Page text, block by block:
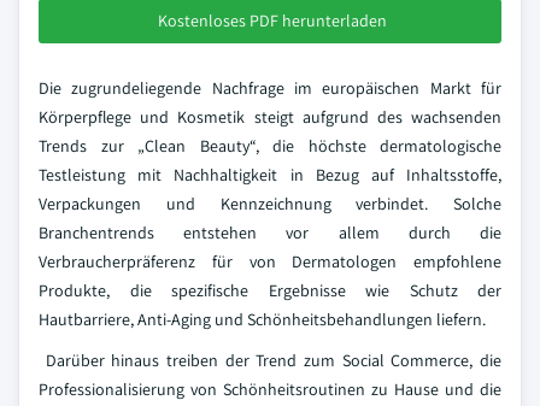
Kostenloses PDF herunterladen
Die zugrundeliegende Nachfrage im europäischen Markt für
Körperpflege und Kosmetik steigt aufgrund des wachsenden
Trends zur „Clean Beauty“, die höchste dermatologische
Testleistung mit Nachhaltigkeit in Bezug auf Inhaltsstoffe,
Verpackungen und Kennzeichnung verbindet. Solche
Branchentrends entstehen vor allem durch die
Verbraucherpräferenz für von Dermatologen empfohlene
Produkte, die spezifische Ergebnisse wie Schutz der
Hautbarriere, Anti-Aging und Schönheitsbehandlungen liefern.
Darüber hinaus treiben der Trend zum Social Commerce, die
Professionalisierung von Schönheitsroutinen zu Hause und die